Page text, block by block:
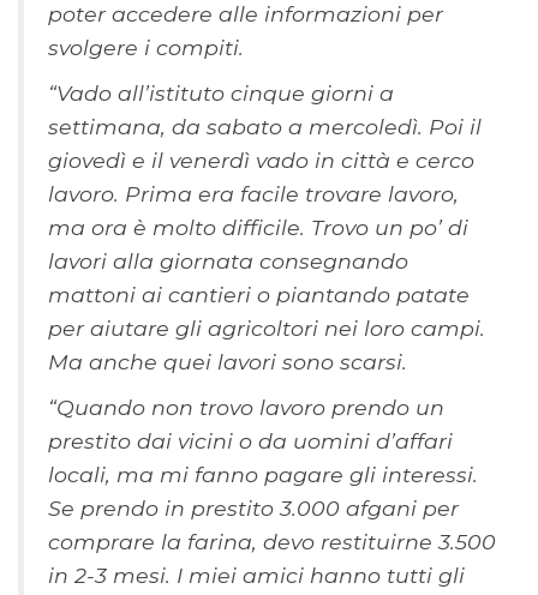
poter accedere alle informazioni per
svolgere i compiti.
“Vado all’istituto cinque giorni a
settimana, da sabato a mercoledì. Poi il
giovedì e il venerdì vado in città e cerco
lavoro. Prima era facile trovare lavoro,
ma ora è molto difficile. Trovo un po’ di
lavori alla giornata consegnando
mattoni ai cantieri o piantando patate
per aiutare gli agricoltori nei loro campi.
Ma anche quei lavori sono scarsi.
“Quando non trovo lavoro prendo un
prestito dai vicini o da uomini d’affari
locali, ma mi fanno pagare gli interessi.
Se prendo in prestito 3.000 afgani per
comprare la farina, devo restituirne 3.500
in 2-3 mesi. I miei amici hanno tutti gli